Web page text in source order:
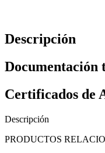
Descripción
Documentación
Certificados de
Descripción
PRODUCTOS